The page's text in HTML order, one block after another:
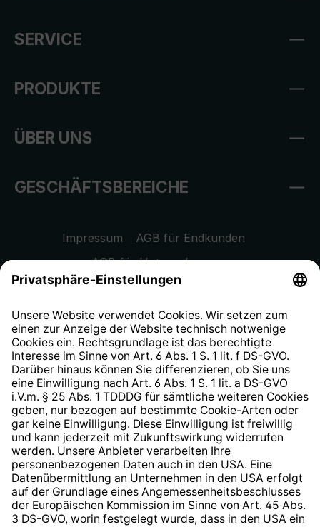
SERVICE
PRODUKTE
ÜBER UNS
GESCHÄFTSBEREICHE
Impressum
AGB für Endkunden
AGB für Unternehmen
Datenschutzhinweis
Widerrufsrecht
Hinweisgeberschutzsystem
Barrierefreiheit